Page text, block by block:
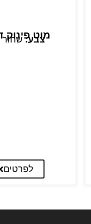
מוט פינוק
צבע:
לפרטים